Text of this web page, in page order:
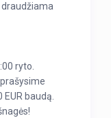
ryto.
baudą.